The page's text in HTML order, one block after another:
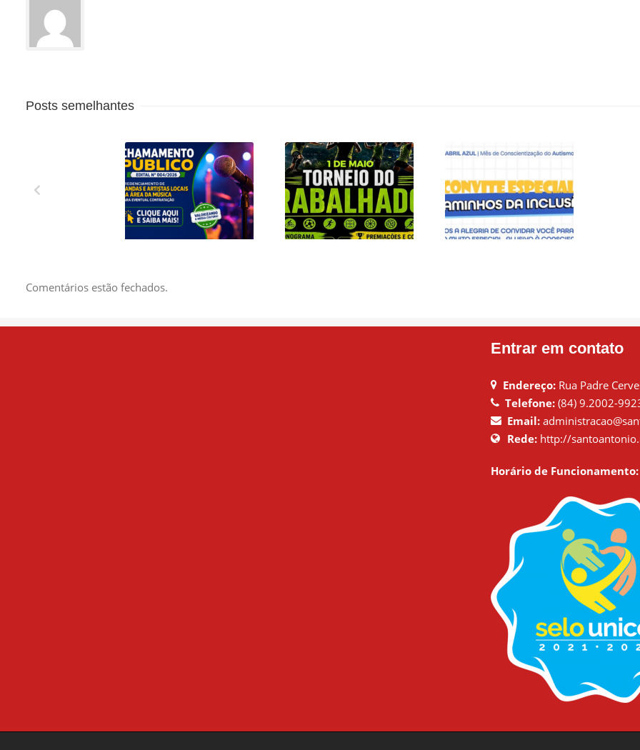
Posts semelhantes
CREDENCIAMENTO
MÚSICA PARA
1º DE MAIO É DIA DE
CONVITE ESPECIAL
Comentários estão fechados.
Entrar em contato
Endereço: Rua Padre
Telefone: (84) 9.2002-
Email:
Rede: http://
Horário de Funcionamento: